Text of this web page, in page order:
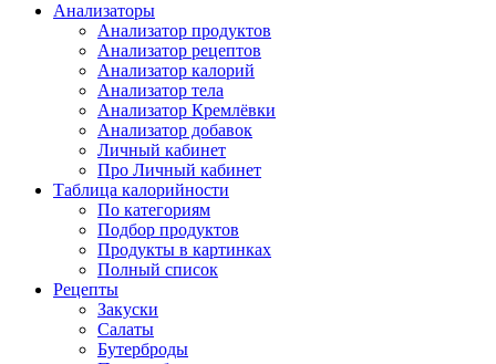
Анализаторы
Анализатор продуктов
Анализатор рецептов
Анализатор калорий
Анализатор тела
Анализатор Кремлёвки
Анализатор добавок
Личный кабинет
Про Личный кабинет
Таблица калорийности
По категориям
Подбор продуктов
Продукты в картинках
Полный список
Рецепты
Закуски
Салаты
Бутерброды